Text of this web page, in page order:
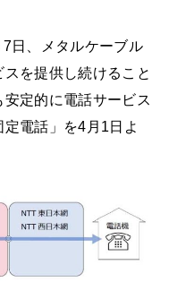
日、メタルケーブル
を提供し続けること
定的に電話サービス
電話」を4月1日よ